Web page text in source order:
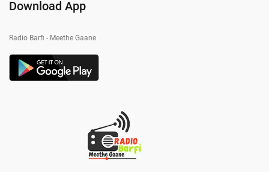
Download App
Radio Barfi - Meethe Gaane